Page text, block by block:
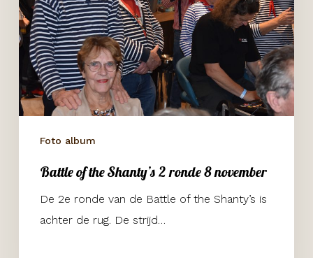
2
ronde
november
Foto album
Battle of the Shanty’s 2 ronde 8 november
De 2e ronde van de Battle of the Shanty’s is
achter de rug. De strijd…